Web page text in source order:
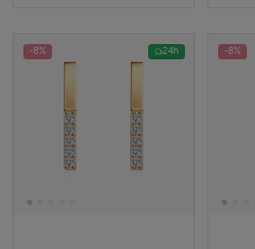
-8% 24h -8%